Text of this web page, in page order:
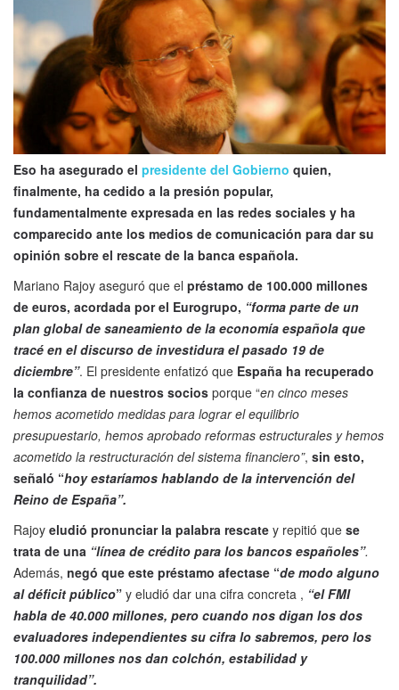
Eso ha asegurado el presidente del Gobierno quien,
finalmente, ha cedido a la presión popular,
fundamentalmente expresada en las redes sociales y ha
comparecido ante los medios de comunicación para dar su
opinión sobre el rescate de la banca española.
Mariano Rajoy aseguró que el préstamo de 100.000 millones
de euros, acordada por el Eurogrupo, “forma parte de un
plan global de saneamiento de la economía española que
tracé en el discurso de investidura el pasado 19 de
diciembre”. El presidente enfatizó que España ha recuperado
la confianza de nuestros socios porque “en cinco meses
hemos acometido medidas para lograr el equilibrio
presupuestario, hemos aprobado reformas estructurales y hemos
acometido la restructuración del sistema financiero”, sin esto,
señaló “hoy estaríamos hablando de la intervención del
Reino de España”.
Rajoy eludió pronunciar la palabra rescate y repitió que se
trata de una “línea de crédito para los bancos españoles”.
Además, negó que este préstamo afectase “de modo alguno
al déficit público” y eludió dar una cifra concreta , “el FMI
habla de 40.000 millones, pero cuando nos digan los dos
evaluadores independientes su cifra lo sabremos, pero los
100.000 millones nos dan colchón, estabilidad y
tranquilidad”.